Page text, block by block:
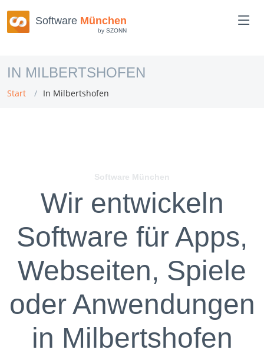
Software München
by SZONN
IN MILBERTSHOFEN
Start In Milbertshofen
Software München
Wir entwickeln
Software für Apps,
Webseiten, Spiele
oder Anwendungen
in Milbertshofen